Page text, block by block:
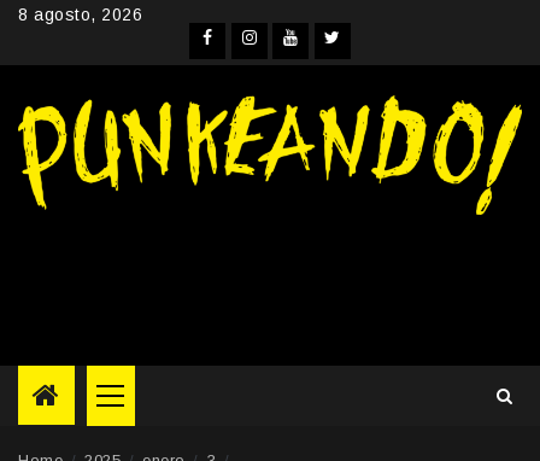
Skip8 agosto, 2026
Facebook
Instagram
YouTube
Twitter
Primary
Menu